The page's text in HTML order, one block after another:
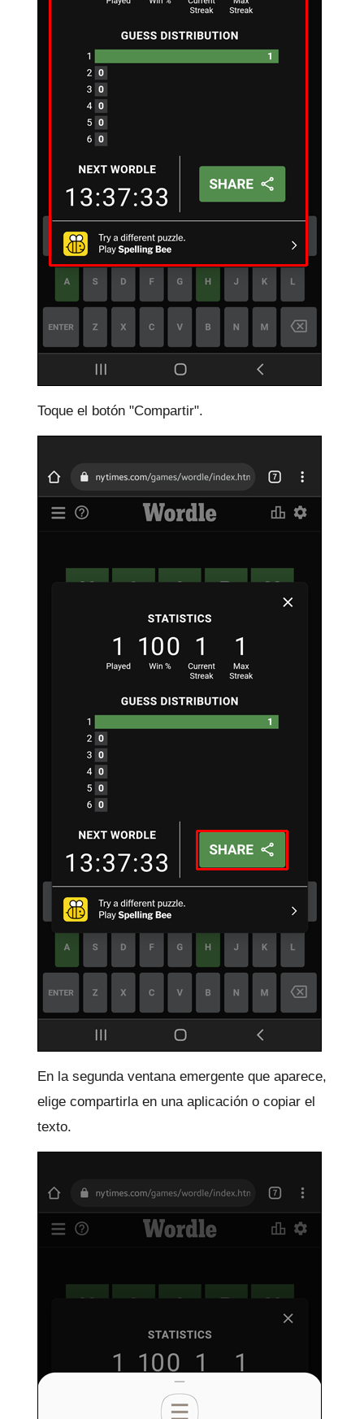
Toque el botón "Compartir".
En la segunda ventana emergente que aparece,
elige compartirla en una aplicación o copiar el
texto.